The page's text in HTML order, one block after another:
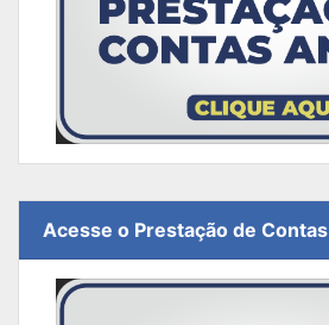
Acesse o Prestação de Contas